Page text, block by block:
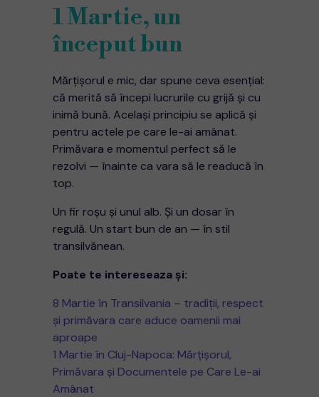
1 Martie, un
început bun
Mărțișorul e mic, dar spune ceva esențial:
că merită să începi lucrurile cu grijă și cu
inimă bună. Același principiu se aplică și
pentru actele pe care le-ai amânat.
Primăvara e momentul perfect să le
rezolvi — înainte ca vara să le readucă în
top.
Un fir roșu și unul alb. Și un dosar în
regulă. Un start bun de an — în stil
transilvănean.
Poate te intereseaza și:
8 Martie în Transilvania – tradiții, respect
și primăvara care aduce oamenii mai
aproape
1 Martie în Cluj-Napoca: Mărțișorul,
Primăvara și Documentele pe Care Le-ai
Amânat